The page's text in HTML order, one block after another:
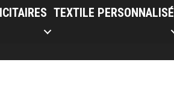
TEXTILE PERSONNALISÉ